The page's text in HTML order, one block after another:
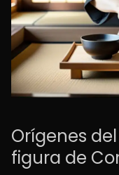
Orígenes
figura de